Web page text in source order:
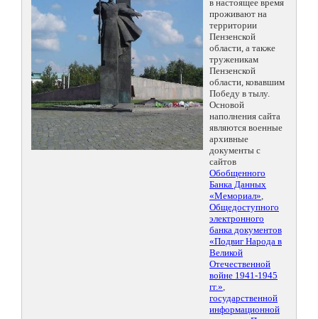
в настоящее время
проживают на
территории
Пензенской
области, а также
труженикам
Пензенской
области, ковавшим
Победу в тылу.
Основой
наполнения сайта
являются военные
архивные
документы с
сайтов
Обобщенного
Банка Данных
«Мемориал»,
Общедоступного
электронного
банка документов
«Подвиг Народа в
Великой
Отечественной
войне 1941-1945
гг.»,
государственной
информационной